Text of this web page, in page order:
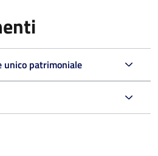
unico patrimoniale